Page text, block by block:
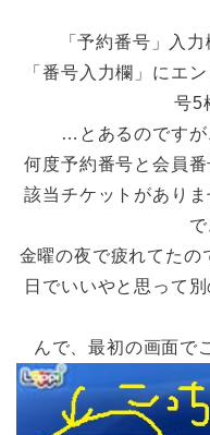
「予約番号」入
「番号入力欄」にエ
号5
…とあるのですが
何度予約番号と会員
該当チケットがあり
で
金曜の夜で疲れてたの
日でいいやと思って
んで、最初の画面で